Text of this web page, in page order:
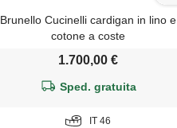
Brunello Cucinelli cardigan in lino e
cotone a coste
1.700,00 €
Sped. gratuita
IT 46